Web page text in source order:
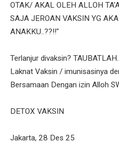
OTAK/ AKAL OLEH ALLOH
SAJA JEROAN VAKSIN YG
ANAKKU..??!!"
Terlanjur divaksin?
Laknat Vaksin / imunisasinya
Bersamaan Dengan izin Alloh
DETOX VAKSIN
Jakarta, 28 Des 25